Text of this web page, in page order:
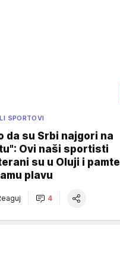
SPORTOVI
da su Srbi najgori na
Ovi naši sportisti
su u Oluji i pamte
plavu
4